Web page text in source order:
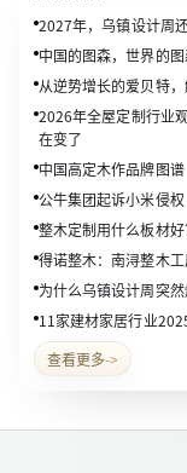
2027年，乌镇设计周
中国的图森，世界的
从逆势增长的爱贝特
2026年全屋定制行业
在变了
中国高定木作品牌图谱
公牛集团起诉小米侵权
整木定制用什么板材
得诺整木：南浔整木
为什么乌镇设计周突
11家建材家居行业
查看更多->